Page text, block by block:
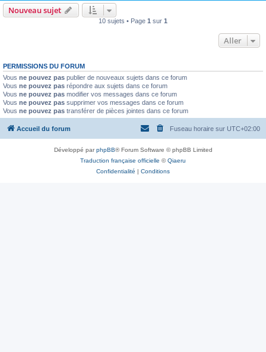
Nouveau sujet
10 sujets • Page 1 sur 1
Aller
PERMISSIONS DU FORUM
Vous ne pouvez pas publier de nouveaux sujets dans ce forum
Vous ne pouvez pas répondre aux sujets dans ce forum
Vous ne pouvez pas modifier vos messages dans ce forum
Vous ne pouvez pas supprimer vos messages dans ce forum
Vous ne pouvez pas transférer de pièces jointes dans ce forum
Accueil du forum Fuseau horaire sur UTC+02:00
Développé parphpBB® Forum Software © phpBB Limited
Traduction française officielle ©Qiaeru
Confidentialité | Conditions